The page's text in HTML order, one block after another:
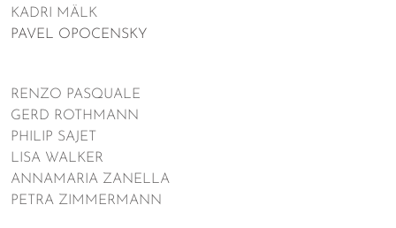
KADRI MÄLK
PAVEL OPOCENSKY
RENZO PASQUALE
GERD ROTHMANN
PHILIP SAJET
LISA WALKER
ANNAMARIA ZANELLA
PETRA ZIMMERMANN